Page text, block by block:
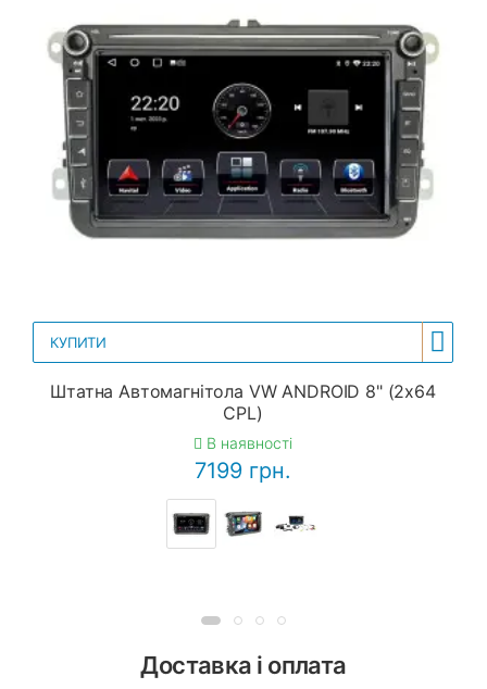
КУПИТИ
Штатна Автомагнітола VW ANDROID 8" (2x64
CPL)
В наявності
7199 грн.
Доставка і оплата